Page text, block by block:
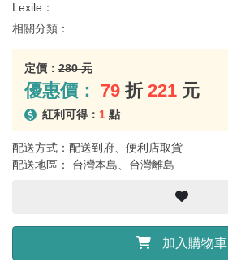
Lexile：
相關分類：
定價： 280 元
優惠價： 79 折 221 元
紅利可得： 1 點
配送方式：配送到府、便利店取貨
配送地區： 台灣本島、台灣離島
加入購物車